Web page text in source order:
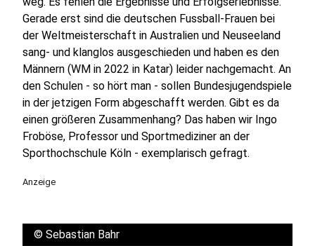
Gerade erst sind die deutschen Fussball-Frauen bei
der Weltmeisterschaft in Australien und Neuseeland
sang- und klanglos ausgeschieden und haben es den
Männern (WM in 2022 in Katar) leider nachgemacht. An
den Schulen - so hört man - sollen Bundesjugendspiele
in der jetzigen Form abgeschafft werden. Gibt es da
einen größeren Zusammenhang? Das haben wir Ingo
Froböse, Professor und Sportmediziner an der
Sporthochschule Köln - exemplarisch gefragt.
Anzeige
© Sebastian Bahr